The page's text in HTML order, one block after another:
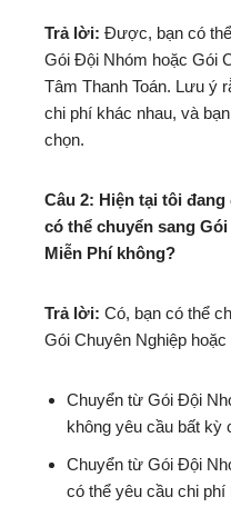
Trả lời: Được, bạn có
Gói Đội Nhóm hoặc Gói
Tâm Thanh Toán. Lưu ý
chi phí khác nhau, và
chọn.
Câu 2: Hiện tại tôi
có thể chuyển sang
Miễn Phí không?
Trả lời: Có, bạn có thể
Gói Chuyên Nghiệp
Chuyển từ Gói Đội
không yêu cầu bất kỳ
Chuyển từ Gói Đội
có thể yêu cầu chi